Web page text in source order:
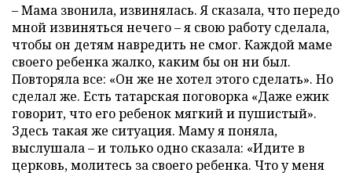
– Мама звонила, извинялась. Я сказала, что передо
мной извиняться нечего – я свою работу сделала,
чтобы он детям навредить не смог. Каждой маме
своего ребенка жалко, каким бы он ни был.
Повторяла все: «Он же не хотел этого сделать». Но
сделал же. Есть татарская поговорка «Даже ежик
говорит, что его ребенок мягкий и пушистый».
Здесь такая же ситуация. Маму я поняла,
выслушала – и только одно сказала: «Идите в
церковь, молитесь за своего ребенка. Что у меня